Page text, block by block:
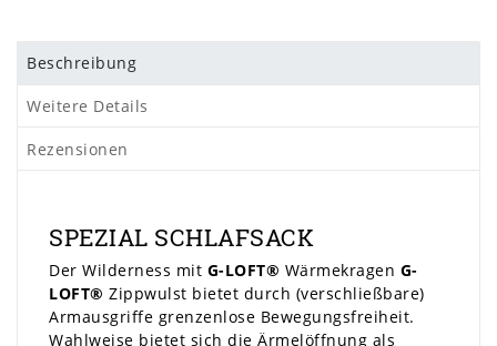
Beschreibung
Weitere Details
Rezensionen
SPEZIAL SCHLAFSACK
Der Wilderness mit G-LOFT® Wärmekragen G-
LOFT® Zippwulst bietet durch (verschließbare)
Armausgriffe grenzenlose Bewegungsfreiheit.
Wahlweise bietet sich die Ärmelöffnung als